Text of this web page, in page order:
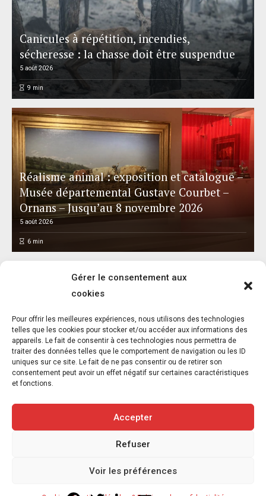
Gérer le consentement aux
cookies
Pour offrir les meilleures expériences, nous utilisons des technologies
telles que les cookies pour stocker et/ou accéder aux informations des
appareils. Le fait de consentir à ces technologies nous permettra de
traiter des données telles que le comportement de navigation ou les ID
uniques sur ce site. Le fait de ne pas consentir ou de retirer son
consentement peut avoir un effet négatif sur certaines caractéristiques
et fonctions.
Accepter
Refuser
Voir les préférences
Canicules à répétition, incendies,
sécheresse : la chasse doit être suspendue
5 août 2026
9 min
Réalisme animal : exposition et catalogue –
Musée départemental Gustave Courbet –
Ornans – Jusqu’au 8 novembre 2026
5 août 2026
6min
Balou a besoin de vous : un appel à la
solidarité
5 août 2026